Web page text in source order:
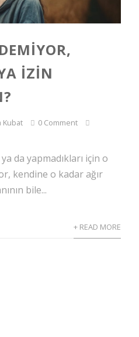
IZIN
Kubat
0 Comment
da yapmadıkları için o
kendine o kadar ağır
bile...
+ READ MORE